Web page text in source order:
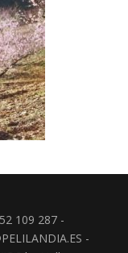
109 287 -
-